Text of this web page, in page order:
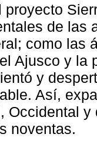
proyecto
de las
como las
Ajusco y la
y
Así,
Occidental
noventas.